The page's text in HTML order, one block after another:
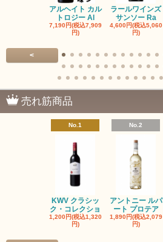
アルヘイト カル
トロジー Al
7,190円(税込7,909
円)
ラールワインズ
サンソー Ra
4,600円(税込5,060
円)
<
売れ筋商品
No.1
KWV クラシッ
ク・コレクショ
1,200円(税込1,320
円)
No.2
アントニー ルパ
ート プロテア
1,890円(税込2,079
円)